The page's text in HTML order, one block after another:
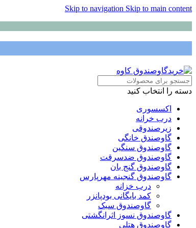
Skip to navigation Skip to main content
دسته را انتخاب کنید
اکسسوری
درب خرانه
زیرصندوقی
گاوصندق خانگی
گاوصندوق سنگین
گاوصندوق ضدسرقت
گاوصندوق گنج بان
گاوصندوق گنجینه مهرپارس
درب خزانه
کمد بایگانی بودپانزر
گاوصندوق سبک
گاوصندوق نسوز اثرانگشتی
گاوصندوق هتلی